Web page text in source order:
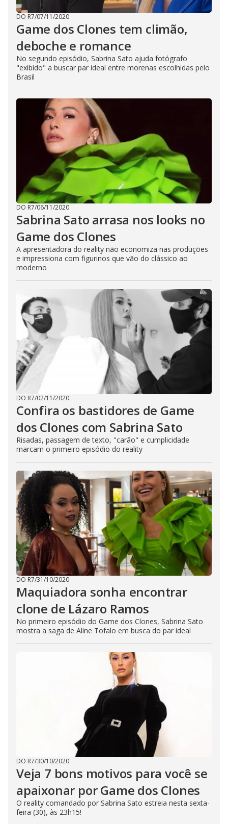
DO R7/07/11/2020
Game dos Clones tem climão,
deboche e romance
No segundo episódio, Sabrina Sato ajuda fotógrafo
"exibido" a buscar par ideal entre morenas escolhidas pelo
Brasil
DO R7/06/11/2020
Sabrina Sato arrasa nos looks no
Game dos Clones
A apresentadora do reality não economiza nas produções
e impressiona com figurinos que vão do clássico ao
moderno
DO R7/02/11/2020
Confira os bastidores de Game
dos Clones com Sabrina Sato
Risadas, passagem de texto, "carão" e cumplicidade
marcam o primeiro episódio do reality
DO R7/31/10/2020
Maquiadora sonha encontrar
clone de Lázaro Ramos
No primeiro episódio do Game dos Clones, Sabrina Sato
mostra a saga de Aline Tofalo em busca do par ideal
DO R7/30/10/2020
Veja 7 bons motivos para você se
apaixonar por Game dos Clones
O reality comandado por Sabrina Sato estreia nesta sexta-
feira (30), às 23h15!